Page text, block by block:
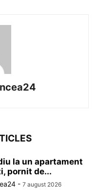
la un apartament
pornit de...
- 7 august 2026